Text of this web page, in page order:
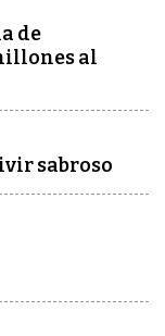
de
al
sabroso